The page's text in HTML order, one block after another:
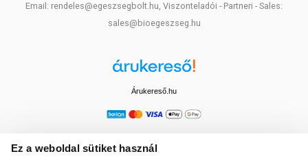
Ez a weboldal sütiket használ
Email: rendeles@egeszsegbolt.hu, Viszonteladói - Partneri - Sales:
sales@bioegeszseg.hu
Árukereső.hu